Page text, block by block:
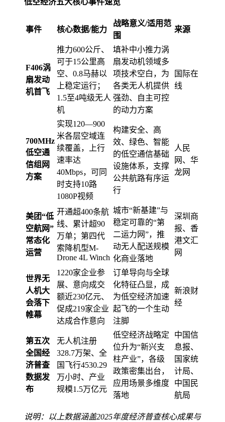
低空经济五大核心事件速览
事件 核心数据/能力
战略意义/适用范
围
来源
F406涡
扇发动
机首飞
推力600公斤、
可于15公里高
空、0.8马赫以
上稳定运行；
1.5至4吨级无人
机
填补中小推力涡
扇发动机领域多
项技术空白，为
各类无人机提供
强劲、自主可控
的动力方案
国际在
线
700MHz
低空通
信组网
方案
实现120—900
米各层空域连
续覆盖，上行
速率达
40Mbps，可同
时支持10路
1080P视频
构建安全、高
效、绿色、智能
的低空通信基础
设施体系，支撑
公共航路有序运
行
人民
网、华
龙网
美团“低
空航网”
常态化
运营
开通超400条航
线、累计超90
万单；第四代
索降机型M-
Drone 4L Winch
城市“新基建”与
稳定可靠的“第
二运力网”，推
动无人配送规模
化商业落地
深圳商
报、香
港文汇
网
世界无
人机大
会落下
帷幕
1220家企业参
展、意向成交
额近230亿元、
促成219家企业
达成合作意向
订单导向与全球
化特征凸显，成
为低空经济加速
起飞的一个生动
注脚
新浪财
经
第五次
全国经
济普查
数据发
布
无人机注册
328.7万架、全
国飞行4530.29
万小时、产业
规模1.5万亿元
低空经济战略定
位升为“新兴支
柱产业”，各级
政策密集出台，
应用场景多维度
落地
中国信
息报、
国家统
计局、
中国民
航局
说明：以上数据涵盖2025年度经济普查核心成果与